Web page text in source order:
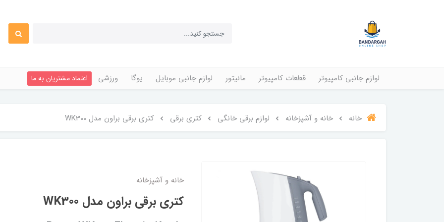
لوازم جانبی کامپیوتر قطعات کامپیوتر مانیتور لوازم جانبی موبایل یوگا ورزشی اعتماد مشتریان به ما
خانه خانه و آشپزخانه لوازم برقی خانگی کتری برقی کتری برقی براون مدل WK300
خانه و آشپزخانه
کتری برقی براون مدل WK300